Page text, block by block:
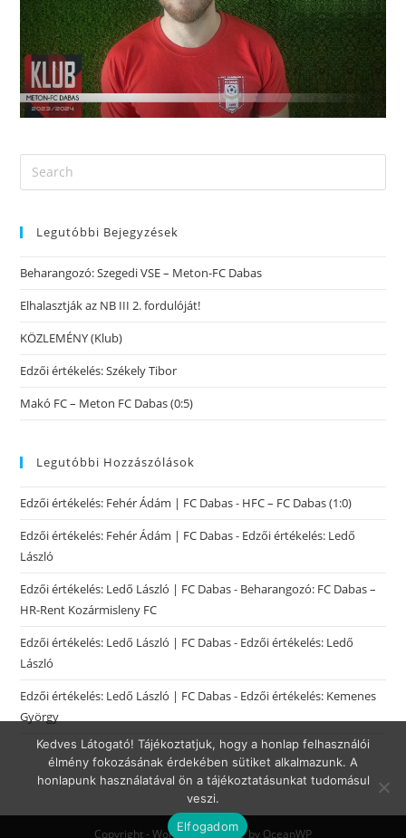
Legutóbbi Bejegyzések
Beharangozó: Szegedi VSE – Meton-FC Dabas
Elhalasztják az NB III 2. fordulóját!
KÖZLEMÉNY (Klub)
Edzői értékelés: Székely Tibor
Makó FC – Meton FC Dabas (0:5)
Legutóbbi Hozzászólások
Edzői értékelés: Fehér Ádám | FC Dabas- HFC – FC Dabas (1:0)
Edzői értékelés: Fehér Ádám | FC Dabas- Edzői értékelés: Ledő
László
Edzői értékelés: Ledő László | FC Dabas- Beharangozó: FC Dabas –
HR-Rent Kozármisleny FC
Edzői értékelés: Ledő László | FC Dabas- Edzői értékelés: Ledő
László
Edzői értékelés: Ledő László | FC Dabas- Edzői értékelés: Kemenes
György
Copyright - WordPress Theme by OceanWP
Kedves Látogató! Tájékoztatjuk, hogy a honlap felhasználói
élmény fokozásának érdekében sütiket alkalmazunk. A
honlapunk használatával ön a tájékoztatásunkat tudomásul
veszi.
Elfogadom